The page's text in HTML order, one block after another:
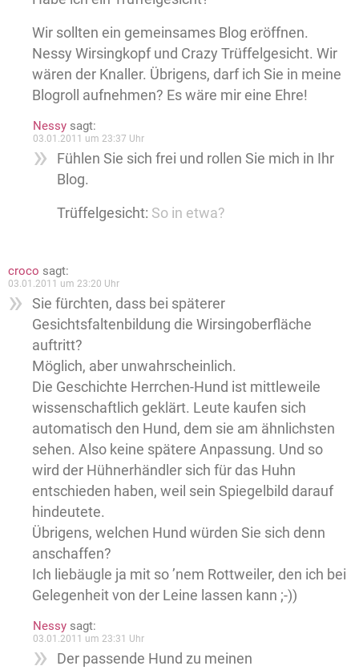
Wir sollten ein gemeinsames Blog eröffnen.
Nessy Wirsingkopf und Crazy Trüffelgesicht. Wir
wären der Knaller. Übrigens, darf ich Sie in meine
Blogroll aufnehmen? Es wäre mir eine Ehre!
Nessy sagt:
03.01.2011 um 23:37 Uhr
Fühlen Sie sich frei und rollen Sie mich in Ihr
Blog.
Trüffelgesicht: So in etwa?
croco sagt:
03.01.2011 um 23:20 Uhr
Sie fürchten, dass bei späterer
Gesichtsfaltenbildung die Wirsingoberfläche
auftritt?
Möglich, aber unwahrscheinlich.
Die Geschichte Herrchen-Hund ist mittleweile
wissenschaftlich geklärt. Leute kaufen sich
automatisch den Hund, dem sie am ähnlichsten
sehen. Also keine spätere Anpassung. Und so
wird der Hühnerhändler sich für das Huhn
entschieden haben, weil sein Spiegelbild darauf
hindeutete.
Übrigens, welchen Hund würden Sie sich denn
anschaffen?
Ich liebäugle ja mit so ’nem Rottweiler, den ich bei
Gelegenheit von der Leine lassen kann ;-))
Nessy sagt:
03.01.2011 um 23:31 Uhr
Der passende Hund zu meinen